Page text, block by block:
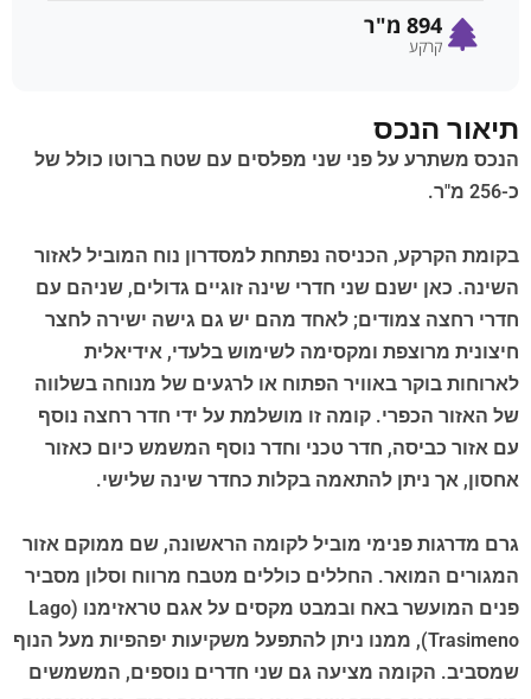
894 מ"ר
קרקע
תיאור הנכס
הנכס משתרע על פני שני מפלסים עם שטח ברוטו כולל של
כ-256 מ"ר.
בקומת הקרקע, הכניסה נפתחת למסדרון נוח המוביל לאזור
השינה. כאן ישנם שני חדרי שינה זוגיים גדולים, שניהם עם
חדרי רחצה צמודים; לאחד מהם יש גם גישה ישירה לחצר
חיצונית מרוצפת ומקסימה לשימוש בלעדי, אידיאלית
לארוחות בוקר באוויר הפתוח או לרגעים של מנוחה בשלווה
של האזור הכפרי. קומה זו מושלמת על ידי חדר רחצה נוסף
עם אזור כביסה, חדר טכני וחדר נוסף המשמש כיום כאזור
אחסון, אך ניתן להתאמה בקלות כחדר שינה שלישי.
גרם מדרגות פנימי מוביל לקומה הראשונה, שם ממוקם אזור
המגורים המואר. החללים כוללים מטבח מרווח וסלון מסביר
פנים המועשר באח ובמבט מקסים על אגם טראזימנו (Lago
Trasimeno), ממנו ניתן להתפעל משקיעות יפהפיות מעל הנוף
שמסביב. הקומה מציעה גם שני חדרים נוספים, המשמשים